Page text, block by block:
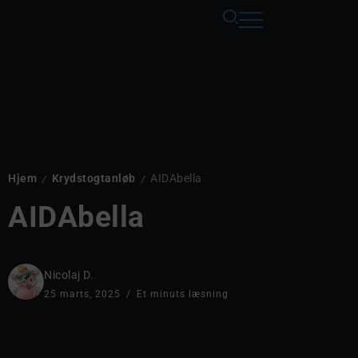
Hjem / Krydstogtanløb / AIDAbella
AIDAbella
Nicolaj D.
25 marts, 2025 Et minuts læsning